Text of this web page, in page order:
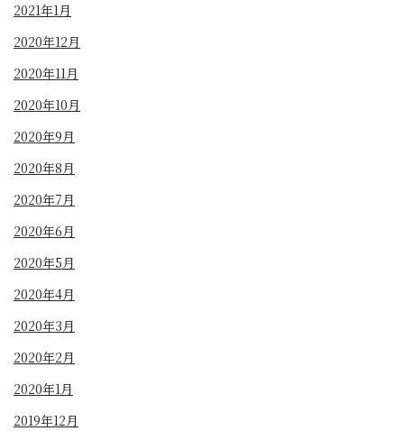
2021年1月
2020年12月
2020年11月
2020年10月
2020年9月
2020年8月
2020年7月
2020年6月
2020年5月
2020年4月
2020年3月
2020年2月
2020年1月
2019年12月